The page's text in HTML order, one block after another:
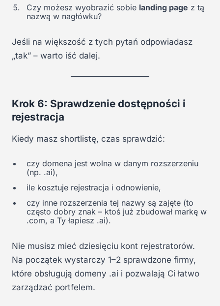
Czy możesz wyobrazić sobie landing page z tą
nazwą w nagłówku?
Jeśli na większość z tych pytań odpowiadasz
„tak” – warto iść dalej.
Krok 6: Sprawdzenie dostępności i
rejestracja
Kiedy masz shortlistę, czas sprawdzić:
czy domena jest wolna w danym rozszerzeniu
(np. .ai),
ile kosztuje rejestracja i odnowienie,
czy inne rozszerzenia tej nazwy są zajęte (to
często dobry znak – ktoś już zbudował markę w
.com, a Ty łapiesz .ai).
Nie musisz mieć dziesięciu kont rejestratorów.
Na początek wystarczy 1–2 sprawdzone firmy,
które obsługują domeny .ai i pozwalają Ci łatwo
zarządzać portfelem.